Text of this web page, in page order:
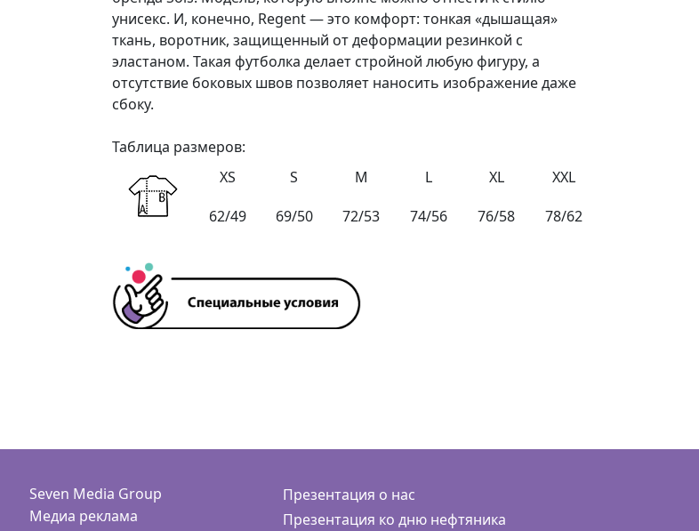
унисекс. И, конечно, Regent — это комфорт: тонкая «дышащая»
ткань, воротник, защищенный от деформации резинкой с
эластаном. Такая футболка делает стройной любую фигуру, а
отсутствие боковых швов позволяет наносить изображение даже
сбоку.
Таблица размеров:
XS
S M L XL
XXL
62/49
69/50 72/53 74/56 76/58 78/62
Seven Media Group
Медиа реклама
Презентация о нас
Презентация ко дню нефтяника